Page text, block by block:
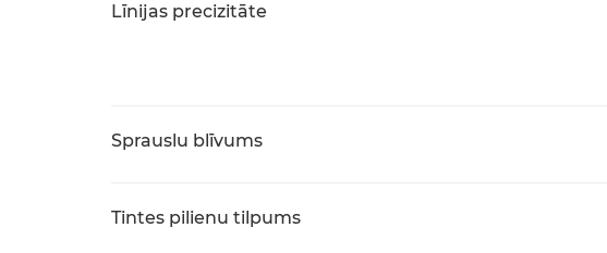
Līnijas precizitāte
Sprauslu blīvums
Tintes pilienu tilpums